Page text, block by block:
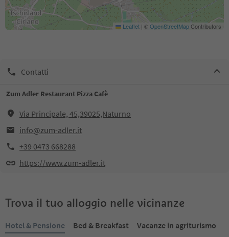
Leaflet | ©OpenStreetMapContributors
Contatti
Zum Adler Restaurant Pizza Cafè
Via Principale, 45,39025,Naturno
info@zum-adler.it
+39 0473 668288
https://www.zum-adler.it
Trova il tuo alloggio nelle vicinanze
Hotel & Pensione Bed & Breakfast
Vacanze in agriturismo